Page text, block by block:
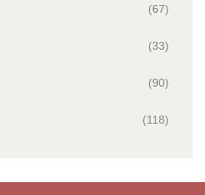
(67)
(33)
(90)
(118)